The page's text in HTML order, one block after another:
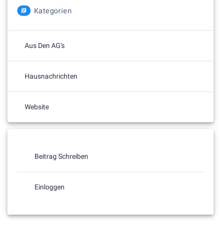
Kategorien
Aus Den AG's
Hausnachrichten
Website
Beitrag Schreiben
Einloggen